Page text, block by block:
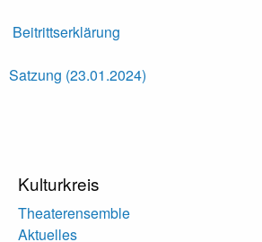
Beitrittserklärung
Satzung (23.01.2024)
Kulturkreis
Theaterensemble
Aktuelles